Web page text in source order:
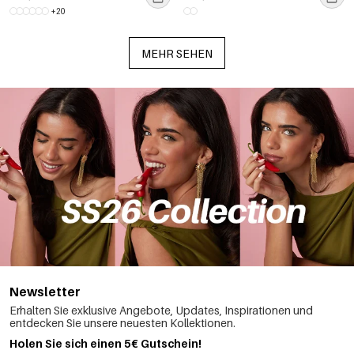
+20
MEHR SEHEN
Newsletter
Erhalten Sie exklusive Angebote, Updates, Inspirationen und
entdecken Sie unsere neuesten Kollektionen.
Holen Sie sich einen 5€ Gutschein!